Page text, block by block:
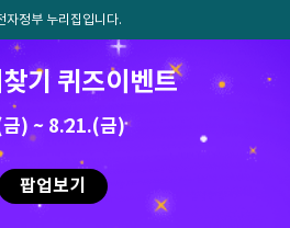
자정부 누리집입니다.
기 퀴즈이벤트
) ~ 8.21.(금)
팝업보기